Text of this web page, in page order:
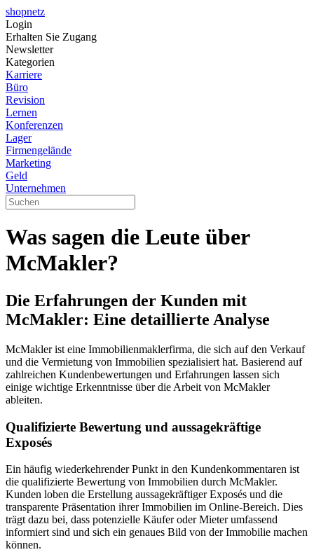
shopnetz
Login
Erhalten Sie Zugang
Newsletter
Kategorien
Karriere
Büro
Revision
Lernen
Konferenzen
Lager
Firmengelände
Marketing
Geld
Unternehmen
Was sagen die Leute über
McMakler?
Die Erfahrungen der Kunden mit
McMakler: Eine detaillierte Analyse
McMakler ist eine Immobilienmaklerfirma, die sich auf den Verkauf
und die Vermietung von Immobilien spezialisiert hat. Basierend auf
zahlreichen Kundenbewertungen und Erfahrungen lassen sich
einige wichtige Erkenntnisse über die Arbeit von McMakler
ableiten.
Qualifizierte Bewertung und aussagekräftige
Exposés
Ein häufig wiederkehrender Punkt in den Kundenkommentaren ist
die qualifizierte Bewertung von Immobilien durch McMakler.
Kunden loben die Erstellung aussagekräftiger Exposés und die
transparente Präsentation ihrer Immobilien im Online-Bereich. Dies
trägt dazu bei, dass potenzielle Käufer oder Mieter umfassend
informiert sind und sich ein genaues Bild von der Immobilie machen
können.